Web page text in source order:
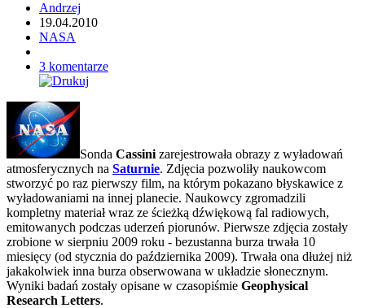
Andrzej
19.04.2010
NASA
3 komentarze
Sonda Cassini zarejestrowała obrazy z wyładowań
atmosferycznych na Saturnie. Zdjęcia pozwoliły naukowcom
stworzyć po raz pierwszy film, na którym pokazano błyskawice z
wyładowaniami na innej planecie. Naukowcy zgromadzili
kompletny materiał wraz ze ścieżką dźwiękową fal radiowych,
emitowanych podczas uderzeń piorunów. Pierwsze zdjęcia zostały
zrobione w sierpniu 2009 roku - bezustanna burza trwała 10
miesięcy (od stycznia do października 2009). Trwała ona dłużej niż
jakakolwiek inna burza obserwowana w układzie słonecznym.
Wyniki badań zostały opisane w czasopiśmie Geophysical
Research Letters.